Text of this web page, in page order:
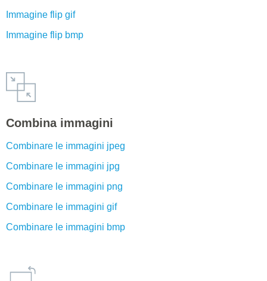
Immagine flip gif
Immagine flip bmp
Combina immagini
Combinare le immagini jpeg
Combinare le immagini jpg
Combinare le immagini png
Combinare le immagini gif
Combinare le immagini bmp